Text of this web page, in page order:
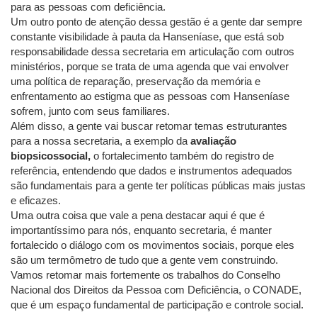
para as pessoas com deficiência.
Um outro ponto de atenção dessa gestão é a gente dar sempre
constante visibilidade à pauta da Hanseníase, que está sob
responsabilidade dessa secretaria em articulação com outros
ministérios, porque se trata de uma agenda que vai envolver
uma política de reparação, preservação da memória e
enfrentamento ao estigma que as pessoas com Hanseníase
sofrem, junto com seus familiares.
Além disso, a gente vai buscar retomar temas estruturantes
para a nossa secretaria, a exemplo da avaliação
biopsicossocial, o fortalecimento também do registro de
referência, entendendo que dados e instrumentos adequados
são fundamentais para a gente ter políticas públicas mais justas
e eficazes.
Uma outra coisa que vale a pena destacar aqui é que é
importantíssimo para nós, enquanto secretaria, é manter
fortalecido o diálogo com os movimentos sociais, porque eles
são um termômetro de tudo que a gente vem construindo.
Vamos retomar mais fortemente os trabalhos do Conselho
Nacional dos Direitos da Pessoa com Deficiência, o CONADE,
que é um espaço fundamental de participação e controle social.